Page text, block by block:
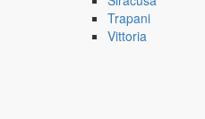
Trapani
Vittoria